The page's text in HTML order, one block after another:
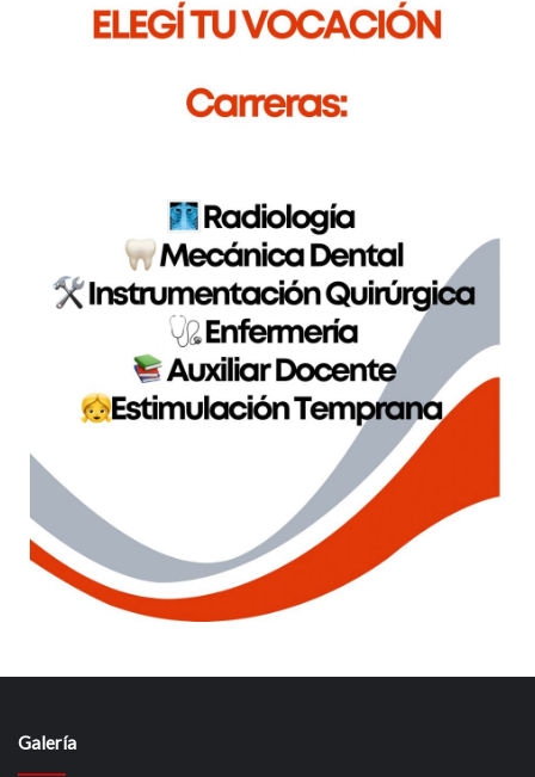
Galería